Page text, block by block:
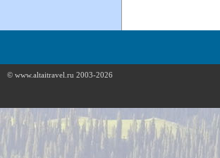
© www.altaitravel.ru 2003-2026